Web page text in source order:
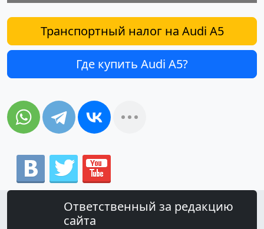
Транспортный налог на Audi A5
Где купить Audi A5?
Ответственный за редакцию
сайта